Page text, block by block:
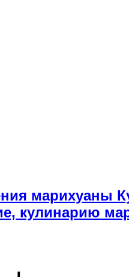
марихуаны
кулинарию